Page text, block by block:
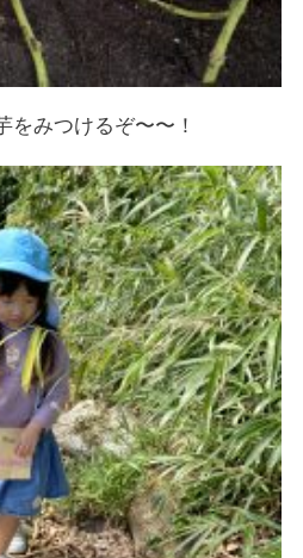
をみつけるぞ〜〜！